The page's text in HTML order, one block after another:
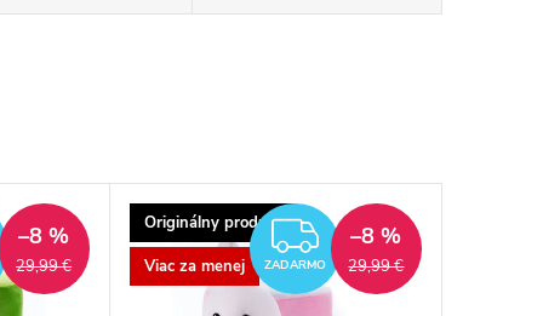
29,99 €
–8 %
Originálny produkt
Viac za menej
ZADARMO
ZADARMO 29,99 €
–8 %